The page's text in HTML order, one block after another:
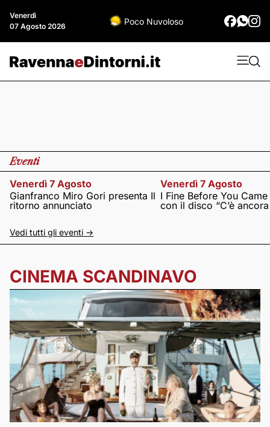
Venerdì
07 Agosto 2026
Poco Nuvoloso
Eventi
Venerdì 7 Agosto
Gianfranco Miro Gori presenta Il
ritorno annunciato
Venerdì 7 Agosto
I Fine Before You
con il disco “C’è
Vedi tutti gli eventi ->
CINEMA SCANDINAVO